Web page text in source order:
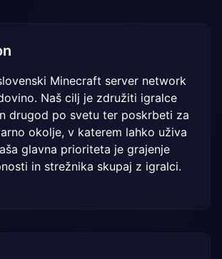
Minecraft server network
Naš cilj je združiti igralce
drugod po svetu ter poskrbeti za
okolje, v katerem lahko uživa
glavna prioriteta je grajenje
in strežnika sk​upaj z igralci.